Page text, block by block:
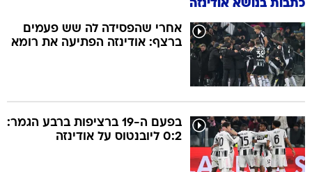
כתבות בנושא אודינזה
אחרי שהפסידה לה שש פעמים
ברצף: אודינזה הפתיעה את רומא
בפעם ה-19 ברציפות ברבע הגמר:
0:2 ליובנטוס על אודינזה